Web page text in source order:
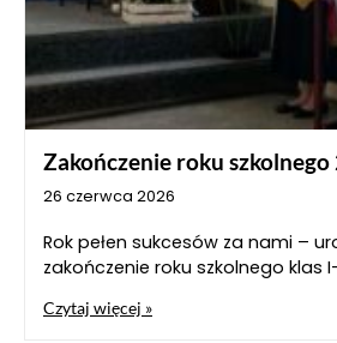
Zakończenie roku
26 czerwca 2026
Rok pełen sukcesów za nami –
zakończenie roku szkolnego klas
Czytaj więcej »